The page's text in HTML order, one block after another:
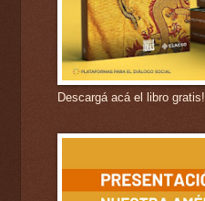
Descargá acá el libro gratis!